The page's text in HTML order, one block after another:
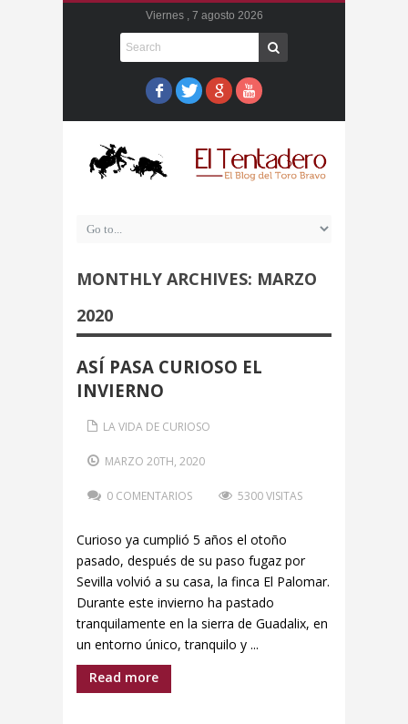
Viernes , 7 agosto 2026
MONTHLY ARCHIVES: MARZO
2020
ASÍ PASA CURIOSO EL
INVIERNO
LA VIDA DE CURIOSO
MARZO 20TH, 2020
0 COMENTARIOS 5300 VISITAS
Curioso ya cumplió 5 años el otoño
pasado, después de su paso fugaz por
Sevilla volvió a su casa, la finca El Palomar.
Durante este invierno ha pastado
tranquilamente en la sierra de Guadalix, en
un entorno único, tranquilo y ...
Read more